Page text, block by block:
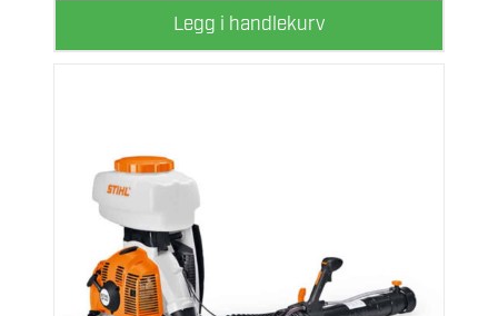
Legg i handlekurv